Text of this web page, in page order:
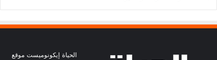
الحياة إيكونوميست موقع